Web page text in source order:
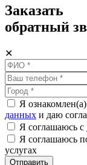
Заказать
обратный
✕
Я
данных и даю
Я соглашаюсь c
Я соглашаюсь
услугах
Отправить